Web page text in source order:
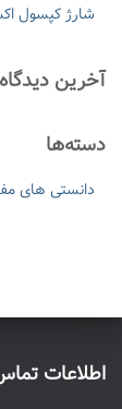
شارژ کپسول
آخرین
دسته‌ها
دانستی های
اطلاعات